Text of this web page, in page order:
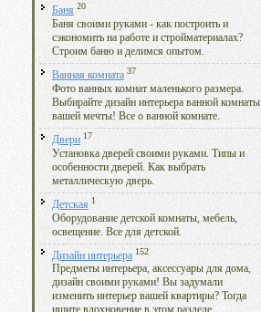
Баня 20
Баня своими руками - как построить и
сэкономить на работе и стройматериалах?
Строим баню и делимся опытом.
Ванная комната 37
Фото ванных комнат маленького размера.
Выбирайте дизайн интерьера ванной комнаты
вашей мечты! Все о ванной комнате.
Двери 17
Установка дверей своими руками. Типы и
особенности дверей. Как выбрать
металлическую дверь.
Детская 1
Оборудование детской комнаты, мебель,
освещение. Все для детской.
Дизайн интерьера 152
Предметы интерьера, аксессуары для дома,
дизайн своими руками! Вы задумали
изменить интерьер вашей квартиры? Тогда